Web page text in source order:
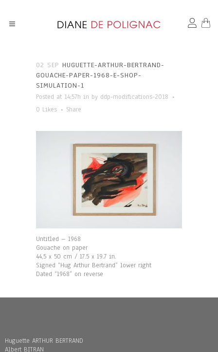
02 SEP HUGUETTE-ARTHUR-BERTRAND-
GOUACHE-PAPER-1968-E-SHOP-
SIMULATION-1
Posted at 14:57h in by ddp-modifications-2018
0 Likes Share
Untitled – 1968
Gouache on paper
44,5 x 50 cm / 17.5 x 19.7 in.
Signed “Hug Arthur Bertrand” lower right
Dated “1968” on reverse
Huguette ARTHUR BERTRAND
Albert BITRAN